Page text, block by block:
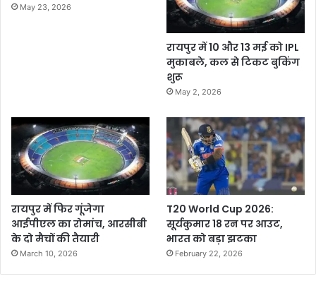
May 23, 2026
रायपुर में 10 और 13 मई को IPL
मुकाबले, कल से टिकट बुकिंग
शुरू
May 2, 2026
रायपुर में फिर गूंजेगा
आईपीएल का रोमांच, आरसीबी
के दो मैचों की तैयारी
March 10, 2026
T20 World Cup 2026:
सूर्यकुमार 18 रन पर आउट,
भारत को बड़ा झटका
February 22, 2026